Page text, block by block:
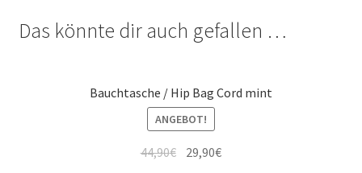
Das könnte dir auch gefallen …
Bauchtasche / Hip Bag Cord mint
ANGEBOT!
44,90€ 29,90€